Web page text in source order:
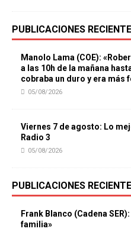
PUBLICACIONES
Manolo Lama (COE):
a las 10h de la mañana
cobraba un duro y era más
05/08/2026
Viernes 7 de agosto: Lo
Radio 3
05/08/2026
PUBLICACIONES
Frank Blanco (Cadena
familia»